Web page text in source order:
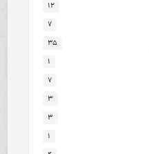
۱۲
۷
۳۵
۱
۷
۳
۳
۱